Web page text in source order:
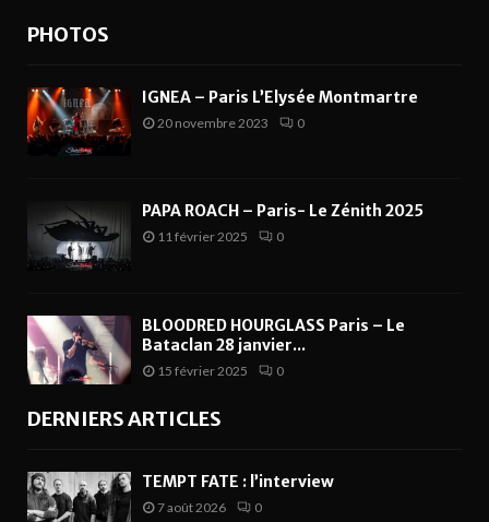
PHOTOS
IGNEA – Paris L’Elysée Montmartre
20 novembre 2023 0
PAPA ROACH – Paris- Le Zénith 2025
11 février 2025 0
BLOODRED HOURGLASS Paris – Le
Bataclan 28 janvier...
15 février 2025 0
DERNIERS ARTICLES
TEMPT FATE : l’interview
7 août 2026 0